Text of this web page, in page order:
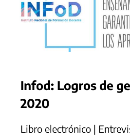
Infod: Logros de
2020
Libro electrónico |